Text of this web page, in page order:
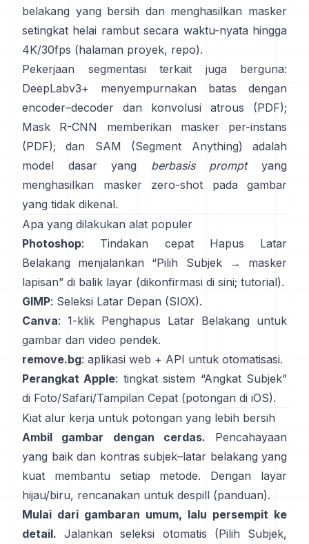
belakang yang bersih dan menghasilkan masker
setingkat helai rambut secara waktu-nyata hingga
4K/30fps (halaman proyek, repo).
Pekerjaan segmentasi terkait juga berguna:
DeepLabv3+ menyempurnakan batas dengan
encoder–decoder dan konvolusi atrous
(PDF);
Mask R-CNN
memberikan masker per-instans
(PDF); dan SAM (Segment Anything) adalah
model dasar yang
berbasis promptyang
menghasilkan masker zero-shot pada gambar
yang tidak dikenal.
Apa yang dilakukan alat populer
Photoshop: Tindakan cepat Hapus Latar
Belakang menjalankan “Pilih Subjek → masker
lapisan” di balik layar (dikonfirmasi di sini; tutorial).
GIMP: Seleksi Latar Depan (SIOX).
Canva: 1-klik Penghapus Latar Belakang untuk
gambar dan video pendek.
remove.bg: aplikasi web + API untuk otomatisasi.
Perangkat Apple: tingkat sistem “Angkat Subjek”
di Foto/Safari/Tampilan Cepat (potongan di iOS).
Kiat alur kerja untuk potongan yang lebih bersih
Ambil gambar dengan cerdas. Pencahayaan
yang baik dan kontras subjek–latar belakang yang
kuat membantu setiap metode. Dengan layar
hijau/biru, rencanakan untuk despill (panduan).
Mulai dari gambaran umum, lalu persempit ke
detail. Jalankan seleksi otomatis (Pilih Subjek,